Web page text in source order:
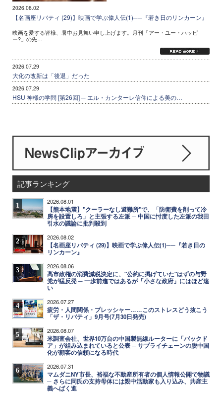
2026.08.02
【名画座リバティ (29)】映画で学ぶ偉人伝(1)──『若き日のリンカーン』
映画を愛する皆様、暑中お見舞い申し上げます。月刊「アー・ユー・ハッピ
ー?」の先…
2026.07.29
大化の改新は「後退」だった
2026.07.29
HSU 神様の学問 [第26回] ─ エル・カンターレ信仰による美の…
記事ランキング
1 2026.08.01
【熊本地震】"クーラーなし避難所"で、「防衛費を削って冷
房を設置しろ」と主張する左派 ─ 中国に忖度した左派の我田
引水の議論に批判殺到
2 2026.08.02
【名画座リバティ (29)】映画で学ぶ偉人伝(1)──『若き日の
リンカーン』
3 2026.08.06
高市政権の消費減税決定に、"公約に掲げていた"はずの与野
党が猛反発 ─ 一歩前進ではあるが「小さな政府」にはほど遠
い
4 2026.07.27
疲労・人間関係・プレッシャー……このストレスどう抜こう
「ザ・リバティ」9月号(7月30日発売)
5 2026.08.07
米調査会社、世界10万台の中国製無線ルーターに「バックド
ア」が組み込まれていると公表 ─ サプライチェーンの脱中国
化が顧客の信頼になる時代
6 2026.07.31
マムダニNY市長、裕福な不動産所有者の個人情報公開で物議
─ さらに同氏の支持母体には親中活動家も入り込み、共産主
義へばく進